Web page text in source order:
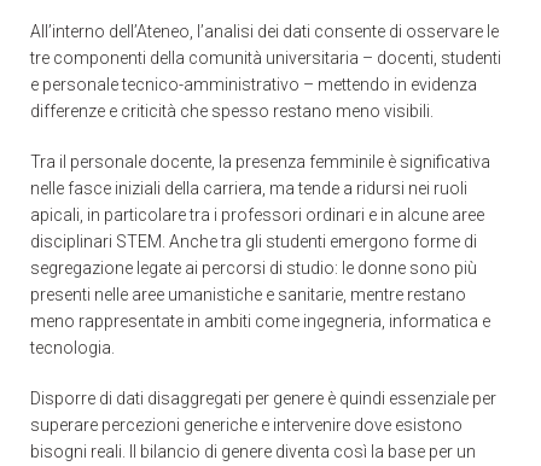
All’interno dell’Ateneo, l’analisi dei dati consente di osservare le
tre componenti della comunità universitaria – docenti, studenti
e personale tecnico-amministrativo – mettendo in evidenza
differenze e criticità che spesso restano meno visibili.
Tra il personale docente, la presenza femminile è significativa
nelle fasce iniziali della carriera, ma tende a ridursi nei ruoli
apicali, in particolare tra i professori ordinari e in alcune aree
disciplinari STEM. Anche tra gli studenti emergono forme di
segregazione legate ai percorsi di studio: le donne sono più
presenti nelle aree umanistiche e sanitarie, mentre restano
meno rappresentate in ambiti come ingegneria, informatica e
tecnologia.
Disporre di dati disaggregati per genere è quindi essenziale per
superare percezioni generiche e intervenire dove esistono
bisogni reali. Il bilancio di genere diventa così la base per un